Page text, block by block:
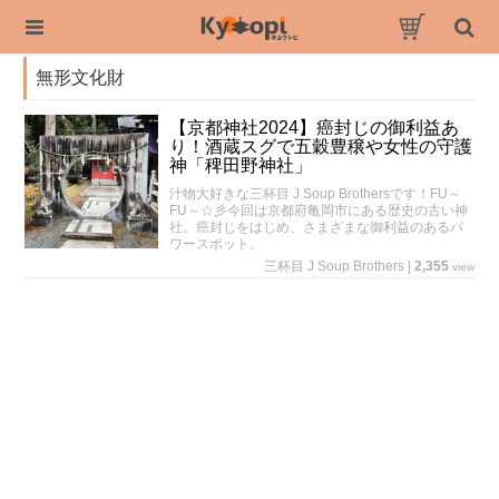
無形文化財
【京都神社2024】癌封じの御利益あ
り！酒蔵スグで五穀豊穣や女性の守護
神「稗田野神社」
汁物大好きな三杯目 J Soup Brothersです！FU～
FU～☆彡今回は京都府亀岡市にある歴史の古い神
社。癌封じをはじめ、さまざまな御利益のあるパ
ワースポット。
三杯目 J Soup Brothers
2,355 view